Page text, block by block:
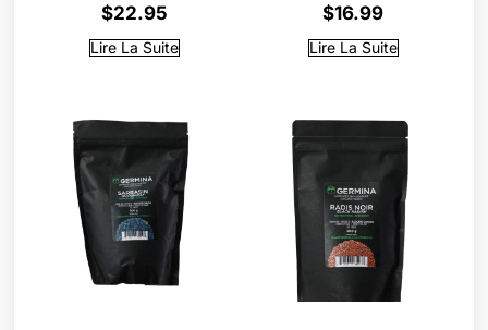
$22.95
Lire La Suite
$16.99
Lire La Suite